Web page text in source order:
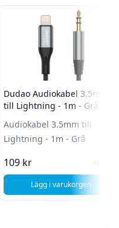
produktsidan för
, Dudao Audiokabel 3.5mm till USB-C - 1m - Grå
Dudao Audiokabel 3.5mm
till Lightning - 1m - Grå
Audiokabel 3.5mm till
Lightning - 1m - Grå
109 kr I
Lägg i varukorgen
, Dudao